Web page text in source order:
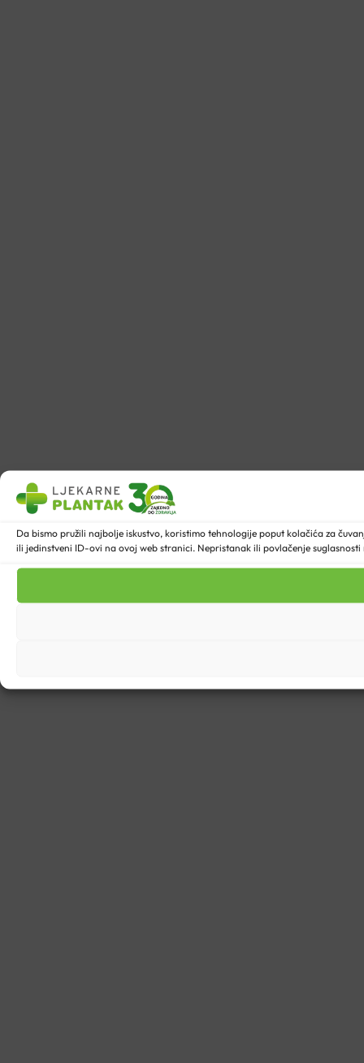
Da bismo pružili najbolje iskustvo, koristimo tehnologije poput kolačića za
ili jedinstveni ID-ovi na ovoj web stranici. Nepristanak ili povlačenje